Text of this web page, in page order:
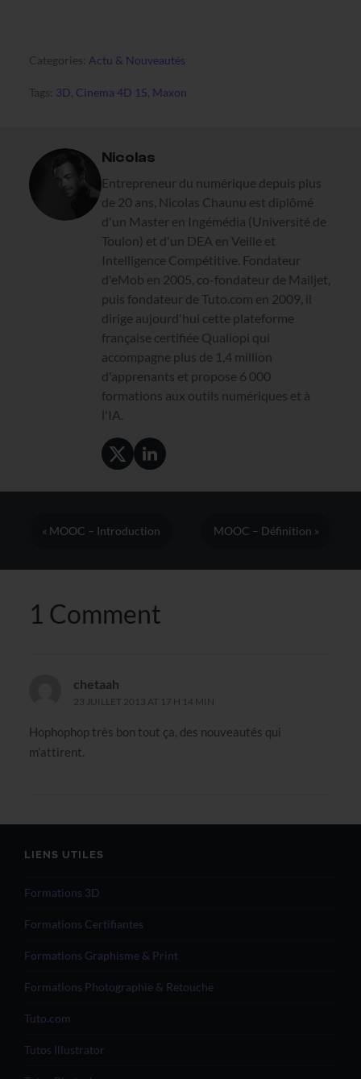
Categories: Actu & Nouveautés
Tags: 3D Cinema 4D 15 Maxon
Nicolas
Entrepreneur du numérique depuis plus
de 20 ans, Nicolas Chaunu est diplômé
d'un Master en Ingémédia (Université de
Toulon) et d'un DEA en Veille et
Intelligence Compétitive. Fondateur
d'eMob en 2005, co-fondateur de Mailjet,
puis fondateur de Tuto.com en 2009, il
dirige aujourd'hui cette plateforme
française certifiée Qualiopi qui
accompagne plus de 1,4 million
d'apprenants et propose 6 000
formations aux outils numériques et à
l'IA.
« MOOC – Introduction MOOC – Définition »
1 Comment
chetaah
23 JUILLET 2013 AT 17 H 14 MIN
Hophophop très bon tout ça, des nouveautés qui
m’attirent.
LIENS UTILES
Formations 3D
Formations Certifiantes
Formations Graphisme & Print
Formations Photographie & Retouche
Tuto.com
Tutos Illustrator